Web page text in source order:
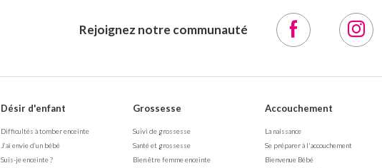
Rejoignez notre communauté
Désir d'enfant
Difficultés à tomber enceinte
J’ai envie d’un bébé
Suis-je enceinte ?
Grossesse
Suivi de grossesse
Santé et grossesse
Bien être femme enceinte
Accouchement
La naissance
Se préparer à l'accouchement
Bienvenue Bébé